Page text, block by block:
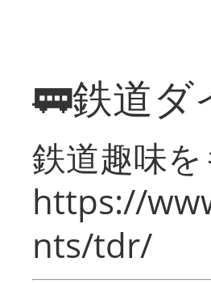
🚃鉄道ダ
鉄道趣味
https://
nts/tdr/